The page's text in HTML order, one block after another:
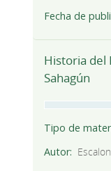
Fecha de
Historia del
Sahagún
Tipo de
Autor